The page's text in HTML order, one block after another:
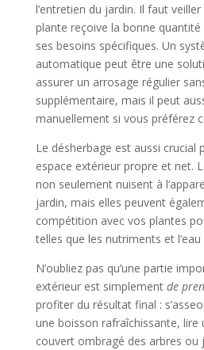
l’entretien du jardin. Il faut
plante reçoive la bonne quantité
ses besoins spécifiques. Un
automatique peut être une
assurer un arrosage régulier
supplémentaire, mais il peut
manuellement si vous préférez
Le désherbage est aussi crucial
espace extérieur propre et net.
non seulement nuisent à
jardin, mais elles peuvent
compétition avec vos plantes
telles que les nutriments et l’eau
N’oubliez pas qu’une partie
extérieur est simplement de
profiter du résultat final :
une boisson rafraîchissante, lire
couvert ombragé des arbres ou